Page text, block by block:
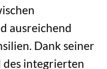
ausreichend
Dank seiner
des integrierten